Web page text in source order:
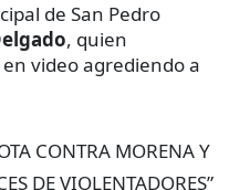
de San Pedro
, quien
video agrediendo a
CONTRA MORENA Y
DE VIOLENTADORES”